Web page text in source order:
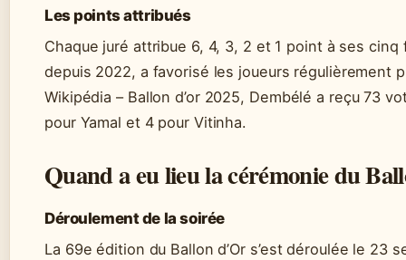
Les points attribués
Chaque juré attribue 6, 4, 3, 2 et 1 point à ses
depuis 2022, a favorisé les joueurs régulièrement
Wikipédia – Ballon d’or 2025, Dembélé a reçu 73
pour Yamal et 4 pour Vitinha.
Quand a eu lieu la cérémonie du
Déroulement de la soirée
La 69e édition du Ballon d’Or s’est déroulée le 23